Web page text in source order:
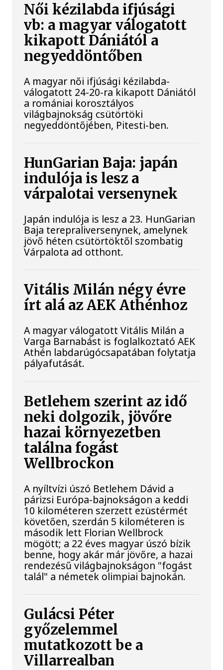
Női kézilabda ifjúsági
vb: a magyar válogatott
kikapott Dániától a
negyeddöntőben
A magyar női ifjúsági kézilabda-
válogatott 24-20-ra kikapott Dániától
a romániai korosztályos
világbajnokság csütörtöki
negyeddöntőjében, Pitesti-ben.
HunGarian Baja: japán
indulója is lesz a
várpalotai versenynek
Japán indulója is lesz a 23. HunGarian
Baja terepraliversenynek, amelynek
jövő héten csütörtöktől szombatig
Várpalota ad otthont.
Vitális Milán négy évre
írt alá az AEK Athénhoz
A magyar válogatott Vitális Milán a
Varga Barnabást is foglalkoztató AEK
Athén labdarúgócsapatában folytatja
pályafutását.
Betlehem szerint az idő
neki dolgozik, jövőre
hazai környezetben
találna fogást
Wellbrockon
A nyíltvízi úszó Betlehem Dávid a
párizsi Európa-bajnokságon a keddi
10 kilométeren szerzett ezüstérmét
követően, szerdán 5 kilométeren is
második lett Florian Wellbrock
mögött; a 22 éves magyar úszó bízik
benne, hogy akár már jövőre, a hazai
rendezésű világbajnokságon "fogást
talál" a németek olimpiai bajnokán.
Gulácsi Péter
győzelemmel
mutatkozott be a
Villarrealban